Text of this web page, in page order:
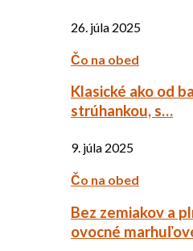
26. júla 2025
Čo na obed
Klasické ako od
strúhankou, s…
9. júla 2025
Čo na obed
Bez zemiakov a
ovocné